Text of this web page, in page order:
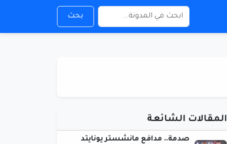
بحث
المقالات الشائعة
صدمة.. مدافع مانشستر يونايتد